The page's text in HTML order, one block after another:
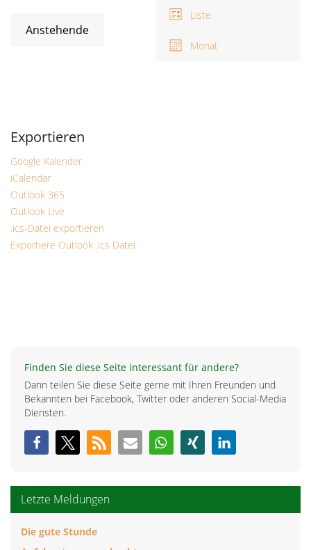
Navigation
Liste
Monat
Anstehende
Google Kalender
iCalendar
Outlook 365
Outlook Live
.ics-Datei exportieren
Exportiere Outlook .ics Datei
Finden Sie diese Seite interessant für andere?
Dann teilen Sie diese Seite gerne mit Ihren Freunden und
Bekannten bei Facebook, Twitter oder anderen Social-Media
Diensten.
Letzte Meldungen
Die gute Stunde